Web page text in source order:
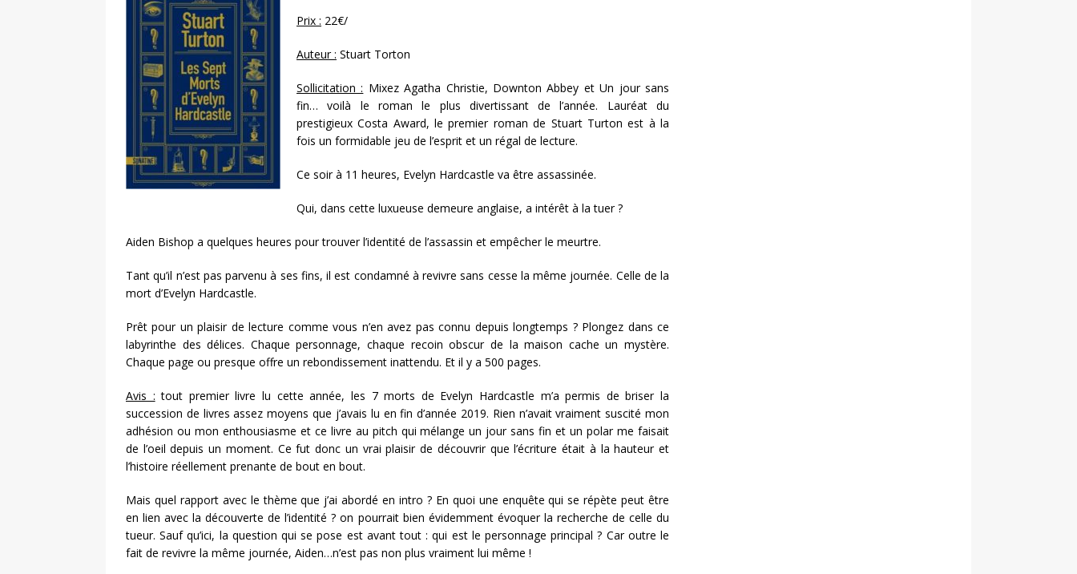
Prix : 22€/
Auteur : Stuart Torton
Sollicitation : Mixez Agatha Christie, Downton Abbey et Un jour sans
fin… voilà le roman le plus divertissant de l’année. Lauréat du
prestigieux Costa Award, le premier roman de Stuart Turton est à la
fois un formidable jeu de l’esprit et un régal de lecture.
Ce soir à 11 heures, Evelyn Hardcastle va être assassinée.
Qui, dans cette luxueuse demeure anglaise, a intérêt à la tuer ?
Aiden Bishop a quelques heures pour trouver l’identité de l’assassin et empêcher le meurtre.
Tant qu’il n’est pas parvenu à ses fins, il est condamné à revivre sans cesse la même journée. Celle de la
mort d’Evelyn Hardcastle.
Prêt pour un plaisir de lecture comme vous n’en avez pas connu depuis longtemps ? Plongez dans ce
labyrinthe des délices. Chaque personnage, chaque recoin obscur de la maison cache un mystère.
Chaque page ou presque offre un rebondissement inattendu. Et il y a 500 pages.
Avis : tout premier livre lu cette année, les 7 morts de Evelyn Hardcastle m’a permis de briser la
succession de livres assez moyens que j’avais lu en fin d’année 2019. Rien n’avait vraiment suscité mon
adhésion ou mon enthousiasme et ce livre au pitch qui mélange un jour sans fin et un polar me faisait
de l’oeil depuis un moment. Ce fut donc un vrai plaisir de découvrir que l’écriture était à la hauteur et
l’histoire réellement prenante de bout en bout.
Mais quel rapport avec le thème que j’ai abordé en intro ? En quoi une enquête qui se répète peut être
en lien avec la découverte de l’identité ? on pourrait bien évidemment évoquer la recherche de celle du
tueur. Sauf qu’ici, la question qui se pose est avant tout : qui est le personnage principal ? Car outre le
fait de revivre la même journée, Aiden…n’est pas non plus vraiment lui même !